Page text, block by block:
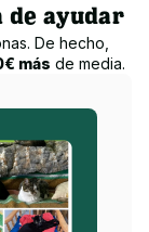
de ayudar
De hecho,
más de media.